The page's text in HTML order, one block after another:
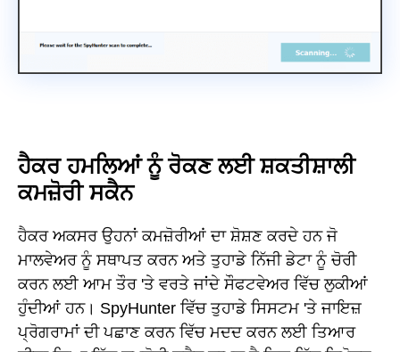
ਹੈਕਰ ਹਮਲਿਆਂ ਨੂੰ ਰੋਕਣ ਲਈ ਸ਼ਕਤੀਸ਼ਾਲੀ
ਕਮਜ਼ੋਰੀ ਸਕੈਨ
ਹੈਕਰ ਅਕਸਰ ਉਹਨਾਂ ਕਮਜ਼ੋਰੀਆਂ ਦਾ ਸ਼ੋਸ਼ਣ ਕਰਦੇ ਹਨ ਜੋ
ਮਾਲਵੇਅਰ ਨੂੰ ਸਥਾਪਤ ਕਰਨ ਅਤੇ ਤੁਹਾਡੇ ਨਿੱਜੀ ਡੇਟਾ ਨੂੰ ਚੋਰੀ
ਕਰਨ ਲਈ ਆਮ ਤੌਰ 'ਤੇ ਵਰਤੇ ਜਾਂਦੇ ਸੌਫਟਵੇਅਰ ਵਿੱਚ ਲੁਕੀਆਂ
ਹੁੰਦੀਆਂ ਹਨ। SpyHunter ਵਿੱਚ ਤੁਹਾਡੇ ਸਿਸਟਮ 'ਤੇ ਜਾਇਜ਼
ਪ੍ਰੋਗਰਾਮਾਂ ਦੀ ਪਛਾਣ ਕਰਨ ਵਿੱਚ ਮਦਦ ਕਰਨ ਲਈ ਤਿਆਰ